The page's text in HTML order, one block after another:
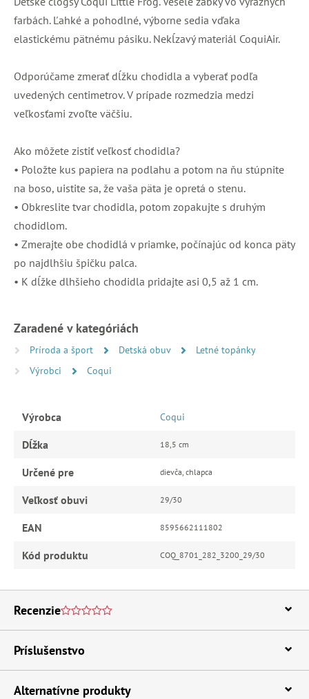
farbách. Ľahké a pohodlné, výborne sedia vďaka
elastickému pätnému pásiku. Nekĺzavý materiál CoquiAir.
Odporúčame zmerať dĺžku chodidla a vyberať podľa
uvedených centimetrov. V prípade rozmedzia medzi
veľkosťami zvoľte väčšiu.
Ako môžete zistiť veľkosť chodidla?
• Položte kus papiera na podlahu a potom na ňu stúpnite
na boso, uistite sa, že vaša päta je opretá o stenu.
• Obkreslite tvar chodidla, potom zopakujte s druhým
chodidlom.
• Zmerajte obe chodidlá v priamke, počínajúc od konca päty
po najdlhšiu špičku palca.
• K dĺžke dlhšieho chodidla pridajte asi 0,5 až 1 cm.
Zaradené v kategóriách
Príroda a šport Detská obuv
Letné topánky
Výrobci
Coqui
Výrobca Coqui
Dĺžka 18,5 cm
Určené pre dievča, chlapca
Veľkosť obuvi 29/30
EAN 8595662111802
Kód produktu COQ_8701_282_3200_29/30
Recenzie
Príslušenstvo
Alternatívne produkty